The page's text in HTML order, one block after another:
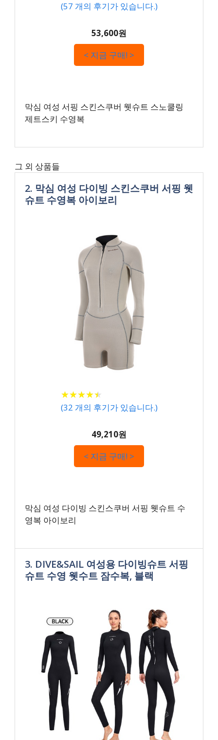
(57 개의 후기가 있습니다.)
53,600원
< 지금 구매! >
막심 여성 서핑 스킨스쿠버 웻슈트 스노쿨링
제트스키 수영복
그 외 상품들
2. 막심 여성 다이빙 스킨스쿠버 서핑 웻
슈트 수영복 아이보리
★★★★★
★★★★★
(32 개의 후기가 있습니다.)
49,210원
< 지금 구매! >
막심 여성 다이빙 스킨스쿠버 서핑 웻슈트 수
영복 아이보리
3. DIVE&SAIL 여성용 다이빙슈트 서핑
슈트 수영 웻수트 잠수복, 블랙